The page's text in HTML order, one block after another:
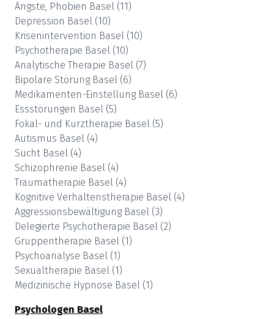
Ängste, Phobien Basel (11)
Depression Basel (10)
Krisenintervention Basel (10)
Psychotherapie Basel (10)
Analytische Therapie Basel (7)
Bipolare Störung Basel (6)
Medikamenten-Einstellung Basel (6)
Essstörungen Basel (5)
Fokal- und Kurztherapie Basel (5)
Autismus Basel (4)
Sucht Basel (4)
Schizophrenie Basel (4)
Traumatherapie Basel (4)
Kognitive Verhaltenstherapie Basel (4)
Aggressionsbewältigung Basel (3)
Delegierte Psychotherapie Basel (2)
Gruppentherapie Basel (1)
Psychoanalyse Basel (1)
Sexualtherapie Basel (1)
Medizinische Hypnose Basel (1)
Psychologen Basel